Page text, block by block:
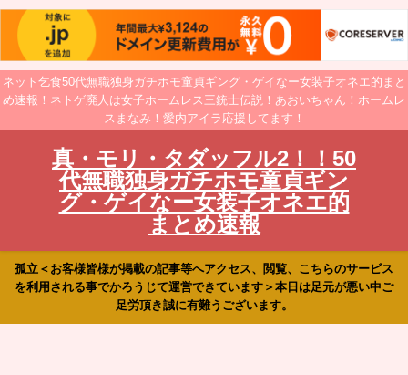
ネット乞食50代無職独身ガチホモ童貞ギング・ゲイなー女装子オネエ的まと
め速報！ネトゲ廃人は女子ホームレス三銃士伝説！あおいちゃん！ホームレ
スまなみ！愛内アイラ応援してます！
真・モリ・タダッフル2！！50
代無職独身ガチホモ童貞ギン
グ・ゲイなー女装子オネエ的
まとめ速報
孤立＜お客様皆様が掲載の記事等へアクセス、閲覧、こちらのサービス
を利用される事でかろうじて運営できています＞本日は足元が悪い中ご
足労頂き誠に有難うございます。